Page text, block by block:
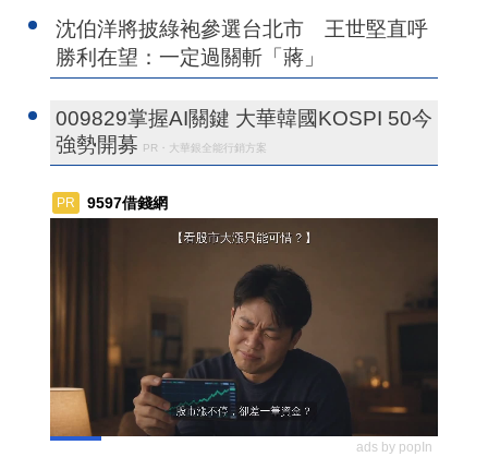
沈伯洋將披綠袍參選台北市 王世堅直呼
勝利在望：一定過關斬「蔣」
009829掌握AI關鍵 大華韓國KOSPI 50今
強勢開募 PR・大華銀全能行銷方案
PR 9597借錢網
ads by popIn